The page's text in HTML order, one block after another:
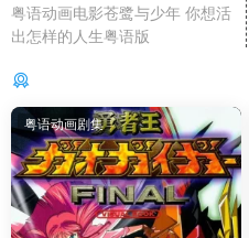
粤语动画电影苍鹭与少年 你想活
出怎样的人生粤语版
粤语动画剧集